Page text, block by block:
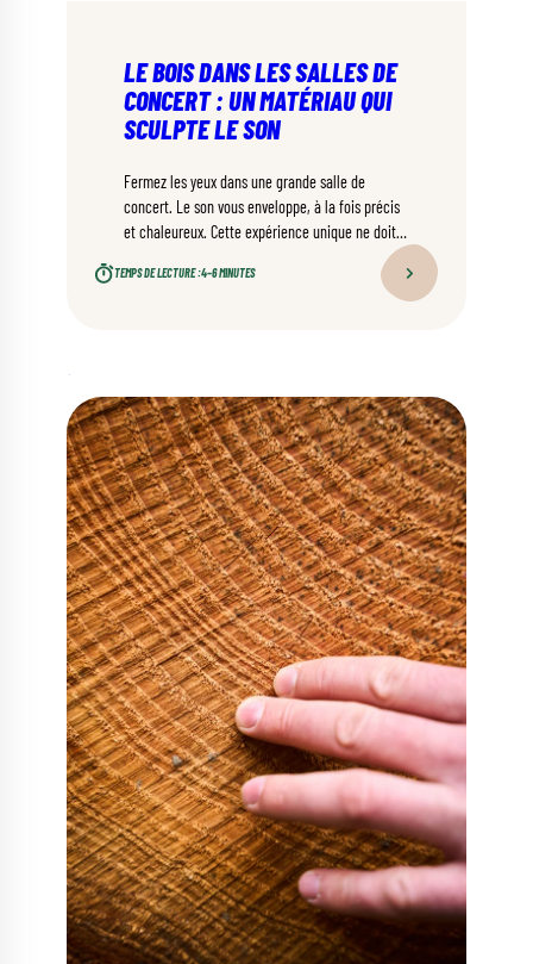
LE BOIS DANS LES SALLES DE
CONCERT : UN MATÉRIAU QUI
SCULPTE LE SON
Fermez les yeux dans une grande salle de
concert. Le son vous enveloppe, à la fois précis
et chaleureux. Cette expérience unique ne doit
TEMPS DE LECTURE :4–6 MINUTES